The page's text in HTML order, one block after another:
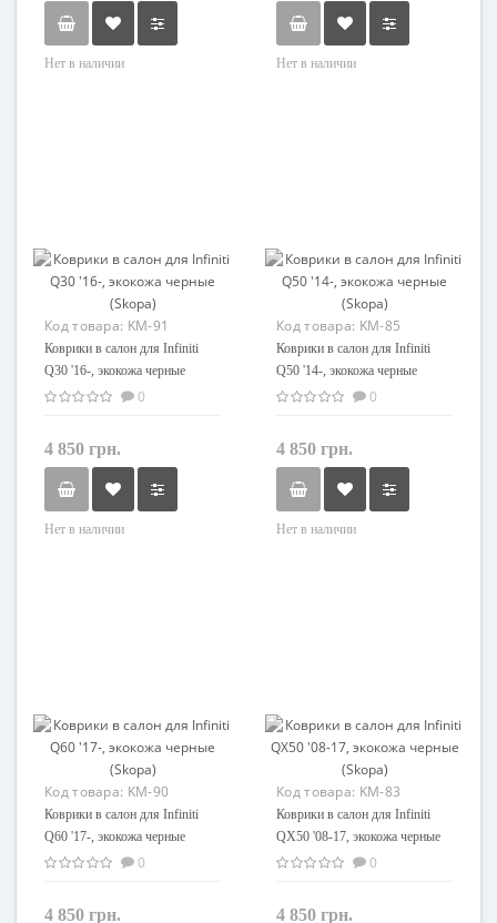
Нет в наличии Нет в наличии
Код товара: KM-91
Коврики в салон для Infiniti
Q30 '16-, экокожа черные
(Skopa)
0
4 850 грн.
Нет в наличии
Код товара: KM-85
Коврики в салон для Infiniti
Q50 '14-, экокожа черные
(Skopa)
0
4 850 грн.
Нет в наличии
Код товара: KM-90
Коврики в салон для Infiniti
Q60 '17-, экокожа черные
(Skopa)
0
4 850 грн.
Код товара: KM-83
Коврики в салон для Infiniti
QX50 '08-17, экокожа черные
(Skopa)
0
4 850 грн.